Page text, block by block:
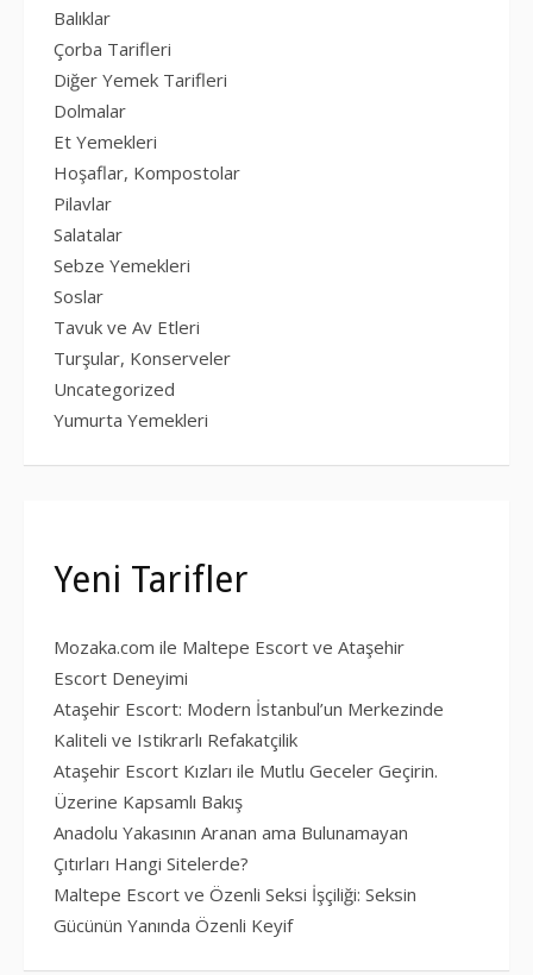
Balıklar
Çorba Tarifleri
Diğer Yemek Tarifleri
Dolmalar
Et Yemekleri
Hoşaflar, Kompostolar
Pilavlar
Salatalar
Sebze Yemekleri
Soslar
Tavuk ve Av Etleri
Turşular, Konserveler
Uncategorized
Yumurta Yemekleri
Yeni Tarifler
Mozaka.com ile Maltepe Escort ve Ataşehir
Escort Deneyimi
Ataşehir Escort: Modern İstanbul’un Merkezinde
Kaliteli ve Istikrarlı Refakatçilik
Ataşehir Escort Kızları ile Mutlu Geceler Geçirin.
Üzerine Kapsamlı Bakış
Anadolu Yakasının Aranan ama Bulunamayan
Çıtırları Hangi Sitelerde?
Maltepe Escort ve Özenli Seksi İşçiliği: Seksin
Gücünün Yanında Özenli Keyif